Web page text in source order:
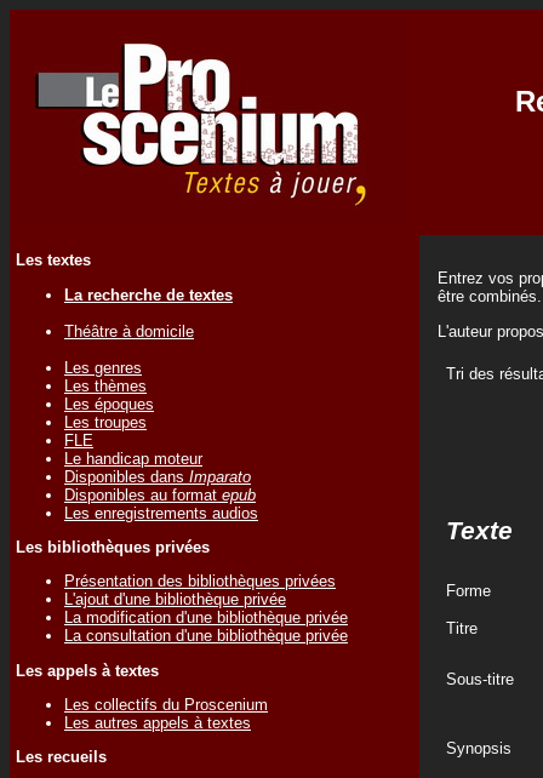
Les textes
La recherche de textes
Théâtre à domicile
Les genres
Les thèmes
Les époques
Les troupes
FLE
Le handicap moteur
Disponibles dans Imparato
Disponibles au format epub
Les enregistrements audios
Les bibliothèques privées
Présentation des bibliothèques privées
L'ajout d'une bibliothèque privée
La modification d'une bibliothèque privée
La consultation d'une bibliothèque privée
Les appels à textes
Les collectifs du Proscenium
Les autres appels à textes
Les recueils
Entrez vos
être combinés.
L'auteur
Tri des
Texte
Forme
Titre
Sous-titre
Synopsis